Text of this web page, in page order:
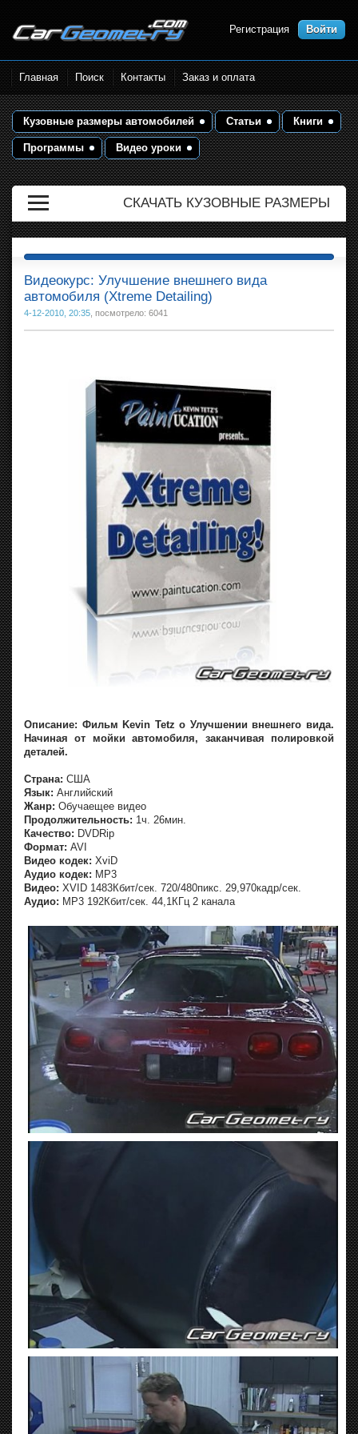
Размеры кузова автомобилей.
Контрольные точки и кузовные
размеры. Геометрия кузова
Регистрация Войти
Главная Поиск Контакты Заказ и оплата
Кузовные размеры автомобилей Статьи Книги
Программы Видео уроки
СКАЧАТЬ КУЗОВНЫЕ РАЗМЕРЫ
Видеокурс: Улучшение внешнего вида
автомобиля (Xtreme Detailing)
4-12-2010, 20:35 , посмотрело: 6041
Описание: Фильм Kevin Tetz о Улучшении внешнего вида.
Начиная от мойки автомобиля, заканчивая полировкой
деталей.
Страна: США
Язык: Английский
Жанр: Обучаещее видео
Продолжительность: 1ч. 26мин.
Качество: DVDRip
Формат: AVI
Видео кодек: XviD
Аудио кодек: MP3
Видео: XVID 1483Кбит/сек. 720/480пикс. 29,970кадр/сек.
Аудио: MP3 192Кбит/сек. 44,1КГц 2 канала